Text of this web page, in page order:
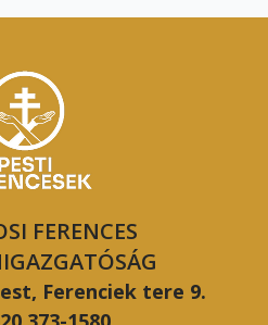
FERENCES
Ferenciek tere 9.